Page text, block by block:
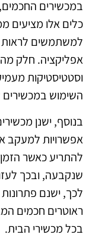
במכשירים
כלים אלו מציעים
למשתמשים
אפליקציה. חלק
וסטטיסטיקות
השימוש במכשירים
בנוסף, ישנן
אפשרויות למעקב
להתריע כאשר
שנקבעה, ובכך
לכך, ישנם
ראוטרים חכמים
בכל מכשירי הבית.